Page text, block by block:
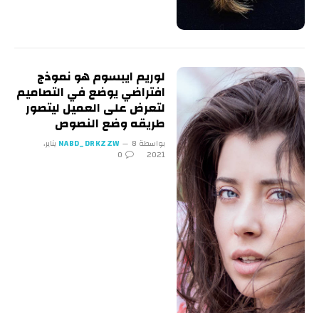
لوريم ايبسوم هو نموذج
افتراضي يوضع في التصاميم
لتعرض على العميل ليتصور
طريقه وضع النصوص
بواسطة NABD_DRKZZW 8 يناير،
2021
0